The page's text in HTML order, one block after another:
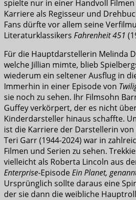
spielte nur in einer Handvoll
Karriere als Regisseur und
Fans dürfte vor allem seine
Literaturklassikers Fahrenheit 451
Für die Hauptdarstellerin Melinda
welche Jillian mimte, blieb
wiederum ein seltener Ausflug in
Immerhin in einer Episode von
sie noch zu sehen. Ihr Filmsohn
Guffey verkörpert, der es nicht
Kinderdarsteller hinaus schaffte.
ist die Karriere der Darstellerin von
Teri Garr (1944-2024) war in
Filmen und Serien zu sehen.
vielleicht als Roberta Lincoln aus
Enterprise-EpisodeEin Planet,
Ursprünglich sollte daraus eine
der sie dann die weibliche